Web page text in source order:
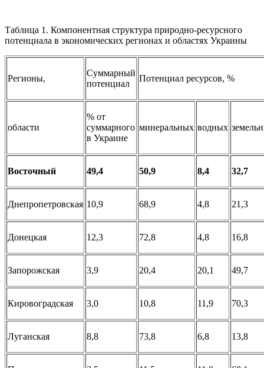
Таблица 1. Компонентная структура природно-ресурсного
потенциала в экономических регионах и областях Украины
Регионы,
Суммарный
потенциал
Потенциал ресурсов, %
области
% от
суммарного
в Украине
минеральных водных
Восточный 49,4 50,9 8,4 32,7
Днепропетровская 10,9 68,9 4,8 21,3
Донецкая 12,3 72,8 4,8 16,8
Запорожская 3,9 20,4 20,1 49,7
Кировоградская 3,0 10,8 11,9 70,3
Луганская 8,8 73,8 6,8 13,8